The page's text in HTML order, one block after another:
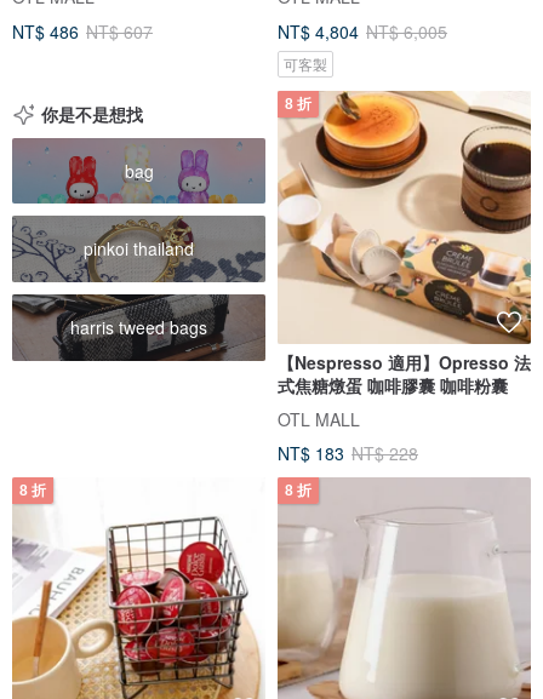
NT$ 486 NT$ 607
NT$ 4,804 NT$ 6,005
可客製
你是不是想找
bag
pinkoi thailand
harris tweed bags
8 折
【Nespresso 適用】Opresso 法
式焦糖燉蛋 咖啡膠囊 咖啡粉囊
OTL MALL
NT$ 183 NT$ 228
8 折 8 折